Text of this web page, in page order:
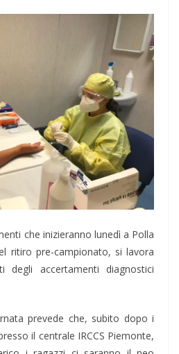
che inizieranno lunedì a Polla
ritiro pre-campionato, si lavora
degli accertamenti diagnostici
prevede che, subito dopo i
il centrale IRCCS Piemonte,